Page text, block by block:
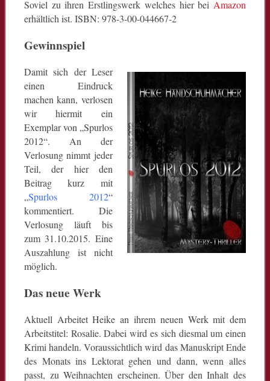
Soviel zu ihren Erstlingswerk welches hier bei Amazon
erhältlich ist. ISBN: 978-3-00-044667-2
Gewinnspiel
Damit sich der Leser
einen Eindruck
machen kann, verlosen
wir hiermit ein
Exemplar von „Spurlos
2012“. An der
Verlosung nimmt jeder
Teil, der hier den
Beitrag kurz mit
„Spurlos 2012“
kommentiert. Die
Verlosung läuft bis
zum 31.10.2015. Eine
Auszahlung ist nicht
möglich.
Das neue Werk
Aktuell Arbeitet Heike an ihrem neuen Werk mit dem
Arbeitstitel: Rosalie. Dabei wird es sich diesmal um einen
Krimi handeln. Voraussichtlich wird das Manuskript Ende
des Monats ins Lektorat gehen und dann, wenn alles
passt, zu Weihnachten erscheinen. Über den Inhalt des